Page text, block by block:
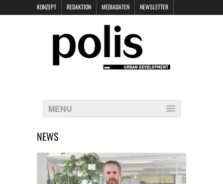
KONZEPT REDAKTION MEDIADATEN NEWSLETTER
DATENSCHUTZ
MENU
NEWS